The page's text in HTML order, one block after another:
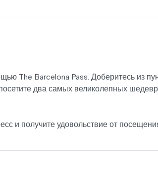
The Barcelona Pass. Доберитесь из
два самых великолепных
и получите удовольствие от